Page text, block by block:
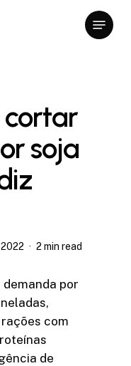
Menu
soja
2 min read
demanda por
com
de